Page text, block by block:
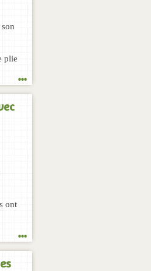
plie
...
ont
...